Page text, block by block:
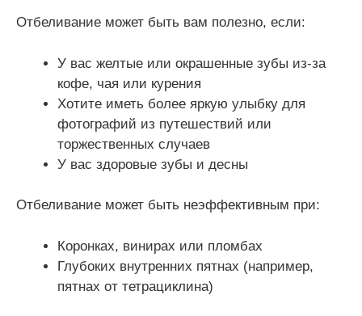
Отбеливание может быть вам полезно, если:
У вас желтые или окрашенные зубы из-за
кофе, чая или курения
Хотите иметь более яркую улыбку для
фотографий из путешествий или
торжественных случаев
У вас здоровые зубы и десны
Отбеливание может быть неэффективным при:
Коронках, винирах или пломбах
Глубоких внутренних пятнах (например,
пятнах от тетрациклина)